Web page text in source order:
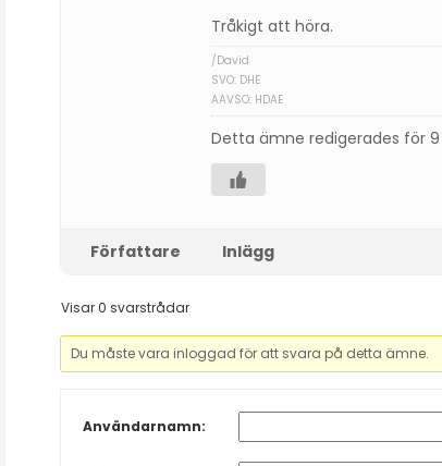
Tråkigt att höra.
/David
SVO: DHE
AAVSO: HDAE
Detta ämne redigerades för
Författare Inlägg
Visar 0 svarstrådar
Du måste vara inloggad för att svara på detta ämne.
Användarnamn: